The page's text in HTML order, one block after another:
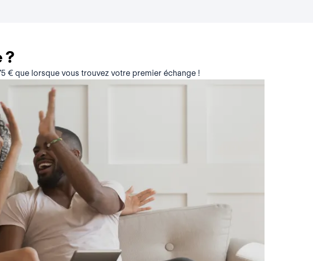
?
€ que lorsque vous trouvez votre premier échange !